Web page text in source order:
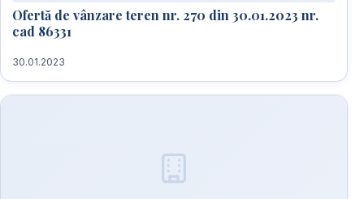
Ofertă de vânzare teren nr. 270 din 30.01.2023 nr.
cad 86331
30.01.2023